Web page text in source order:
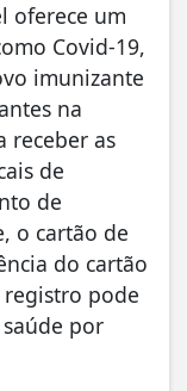
oferece um
Covid-19,
imunizante
na
receber as
de
de
o cartão de
do cartão
pode
por